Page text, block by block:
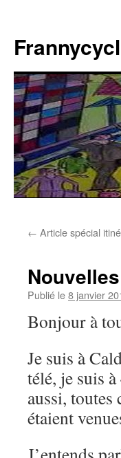
contenu
← Article spécial
Publié le8 janvier
Bonjour à
Je suis à
télé, je suis
aussi, toutes
étaient